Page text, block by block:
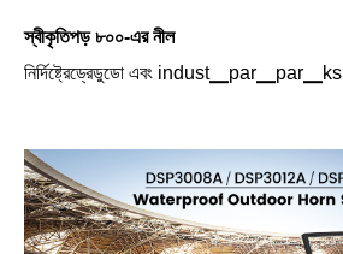
স্বীকৃতিপড় ৮০০-এর নীল
নির্দিষ্ট্রেড্রেডুডো এবং indust▁par▁par▁ks